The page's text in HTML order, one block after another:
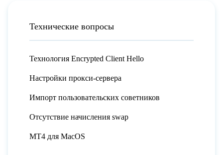
Технические вопросы
Технология Encrypted Client Hello
Настройки прокси-сервера
Импорт пользовательских советников
Отсутствие начисления swap
MT4 для MacOS